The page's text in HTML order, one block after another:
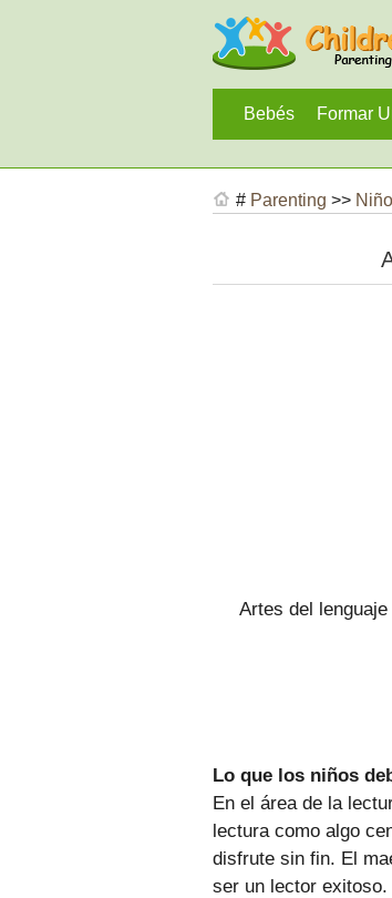
Bebés Formar
# Parenting >>
Artes del
Lo que los niños
En el área de la
lectura como algo
disfrute sin fin. El
ser un lector exitoso.